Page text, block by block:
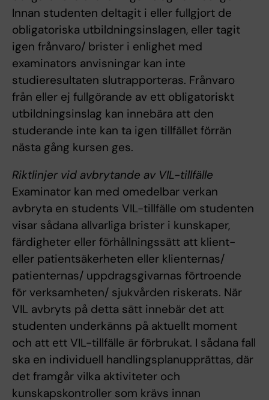
Innan studenten deltagit i eller fullgjort de
obligatoriska utbildningsinslagen, eller tagit
igen frånvaro/ brister i enlighet med
examinators anvisningar kan inte
studieresultaten slutrapporteras. Frånvaro
från eller ej fullgörande av ett obligatoriskt
utbildningsinslag kan innebära att den
studerande inte kan ta igen tillfället förrän
nästa gång kursen ges.
Riktlinjer vid avbrytande av VIL-tillfälle
Examinator kan med omedelbar verkan
avbryta en students VIL-tillfälle om studenten
visar sådana allvarliga brister i kunskaper,
färdigheter eller förhållningssätt att klient-
eller patientsäkerheten eller klienternas/
patienternas/ uppdragsgivarnas förtroende
för verksamheten/ sjukvården riskerats. När
VIL avbryts på detta sätt innebär det att
studenten underkänns på aktuellt moment
och att ett VIL-tillfälle är förbrukat. I sådana fall
ska en individuell handlingsplanupprättas, där
det framgår vilka aktiviteter och
kunskapskontroller som krävs innan